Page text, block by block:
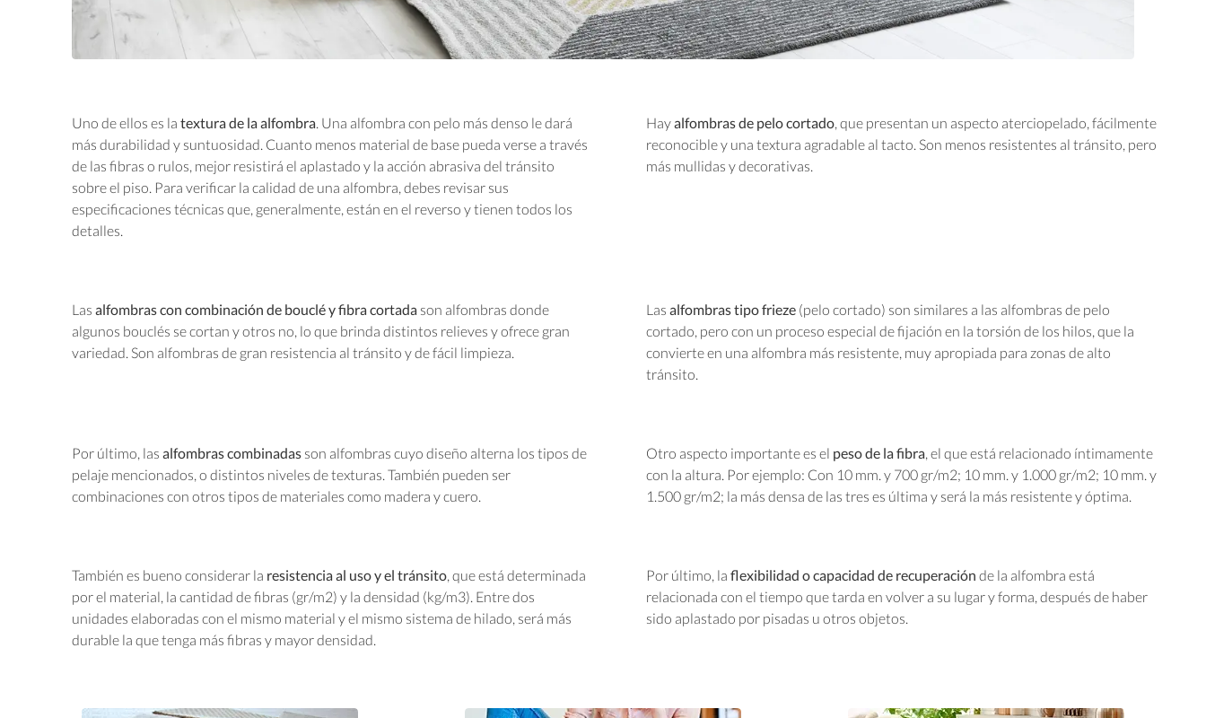
Uno de ellos es la textura de la alfombra. Una alfombra con pelo más denso le dará
más durabilidad y suntuosidad. Cuanto menos material de base pueda verse a través
de las fibras o rulos, mejor resistirá el aplastado y la acción abrasiva del tránsito
sobre el piso. Para verificar la calidad de una alfombra, debes revisar sus
especificaciones técnicas que, generalmente, están en el reverso y tienen todos los
detalles.
Hayalfombras de pelo cortado, que presentan un aspecto aterciopelado, fácilmente
reconocible y una textura agradable al tacto. Son menos resistentes al tránsito, pero
más mullidas y decorativas.
Las alfombras con combinación de bouclé y fibra cortada son alfombras donde
algunos bouclés se cortan y otros no, lo que brinda distintos relieves y ofrece gran
variedad. Son alfombras de gran resistencia al tránsito y de fácil limpieza.
Las alfombras tipo frieze (pelo cortado) son similares a las alfombras de pelo
cortado, pero con un proceso especial de fijación en la torsión de los hilos, que la
convierte en una alfombra más resistente, muy apropiada para zonas de alto
tránsito.
Por último, las alfombras combinadas son alfombras cuyo diseño alterna los tipos de
pelaje mencionados, o distintos niveles de texturas. También pueden ser
combinaciones con otros tipos de materiales como madera y cuero.
Otro aspecto importante es el peso de la fibra, el que está relacionado íntimamente
con la altura. Por ejemplo: Con 10 mm. y 700 gr/m2; 10 mm. y 1.000 gr/m2; 10 mm. y
1.500 gr/m2; la más densa de las tres es última y será la más resistente y óptima.
También es bueno considerar la resistencia al uso y el tránsito, que está determinada
por el material, la cantidad de fibras (gr/m2) y la densidad (kg/m3). Entre dos
unidades elaboradas con el mismo material y el mismo sistema de hilado, será más
durable la que tenga más fibras y mayor densidad.
Por último, la flexibilidad o capacidad de recuperación de la alfombra está
relacionada con el tiempo que tarda en volver a su lugar y forma, después de haber
sido aplastado por pisadas u otros objetos.